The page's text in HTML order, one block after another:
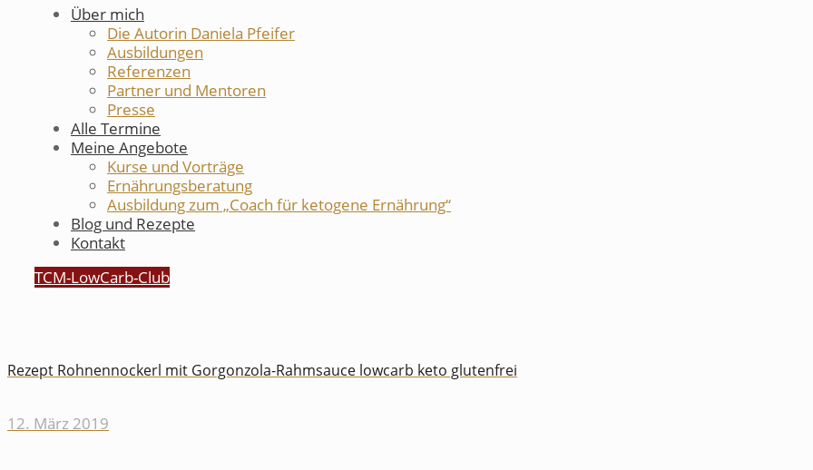
Über mich
Die Autorin Daniela Pfeifer
Ausbildungen
Referenzen
Partner und Mentoren
Presse
Alle Termine
Meine Angebote
Kurse und Vorträge
Ernährungsberatung
Ausbildung zum „Coach für ketogene Ernährung“
Blog und Rezepte
Kontakt
TCM-LowCarb-Club
Rezept Rohnennockerl mit Gorgonzola-Rahmsauce lowcarb keto glutenfrei
12. März 2019